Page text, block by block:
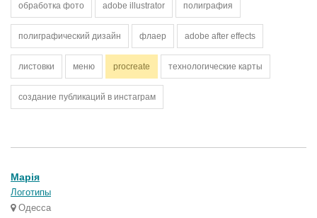
обработка фото adobe illustrator полиграфия
полиграфический дизайн флаер adobe after effects
листовки меню procreate технологические карты
создание публикаций в инстаграм
Марія
Логотипы
Одесса